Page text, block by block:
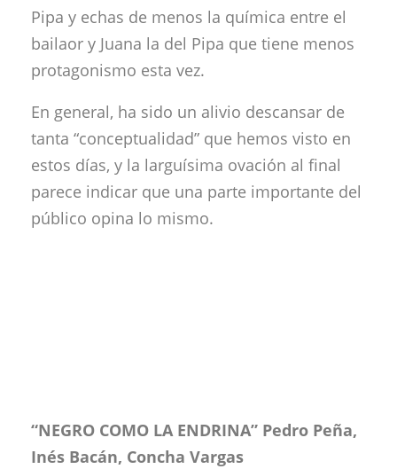
Pipa y echas de menos la química entre el
bailaor y Juana la del Pipa que tiene menos
protagonismo esta vez.
En general, ha sido un alivio descansar de
tanta “conceptualidad” que hemos visto en
estos días, y la larguísima ovación al final
parece indicar que una parte importante del
público opina lo mismo.
“NEGRO COMO LA ENDRINA” Pedro Peña,
Inés Bacán, Concha Vargas